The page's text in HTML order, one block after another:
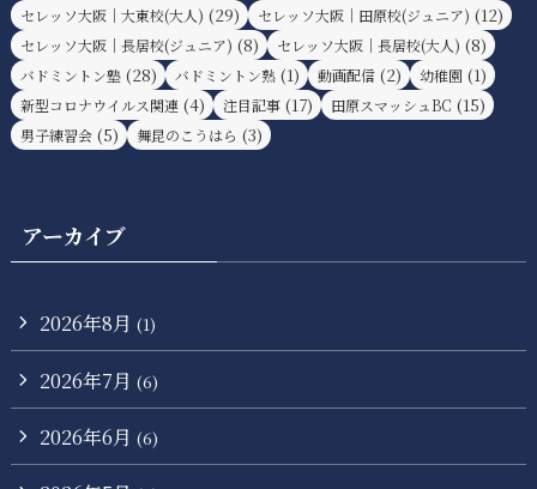
セレッソ大阪｜大東校(大人) (29) セレッソ大阪｜田原校(ジュニア) (12)
セレッソ大阪｜長居校(ジュニア) (8) セレッソ大阪｜長居校(大人) (8)
バドミントン塾 (28) バドミントン熟 (1) 動画配信 (2) 幼稚園 (1)
新型コロナウイルス関連 (4) 注目記事 (17) 田原スマッシュBC (15)
男子練習会 (5) 舞昆のこうはら (3)
アーカイブ
2026年8月 (1)
2026年7月 (6)
2026年6月 (6)